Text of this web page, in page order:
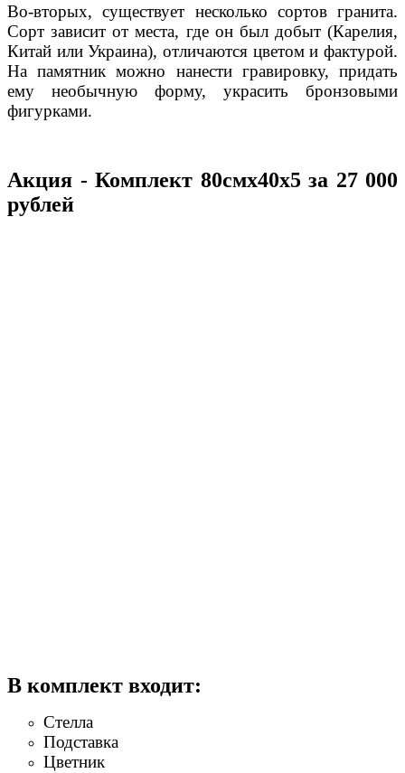
Во-вторых, существует несколько сортов гранита.
Сорт зависит от места, где он был добыт (Карелия,
Китай или Украина), отличаются цветом и фактурой.
На памятник можно нанести гравировку, придать
ему необычную форму, украсить бронзовыми
фигурками.
Акция - Комплект 80смх40х5 за 27 000
рублей
В комплект входит:
Стелла
Подставка
Цветник